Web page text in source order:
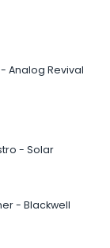
Analog Revival
- Solar
- Blackwell